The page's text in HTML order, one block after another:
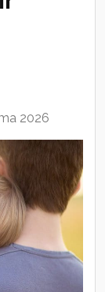
2026